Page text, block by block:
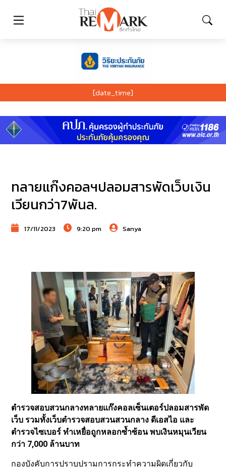
[date_time]
ทลายแก๊งคอลฯปลอมสารพัดเว็บเงิน
เวียนกว่า7พันล.
17/11/2023 9:20 pm Sanya
ตำรวจสอบสวนกลางทลายแก๊งคอลเซ็นเตอร์ปลอมสารพัด
เว็บ รวมทั้งเว็บตำรวจสอบสวนสวนกลาง ดีเอสไอ และ
ตำรวจไซเบอร์ ทำเหยื่อถูกหลอกซ้ำซ้อน พบเงินหมุนเวียน
กว่า 7,000 ล้านบาท
กองบังคับการปราบปรามการกระทำความผิดเกี่ยวกับ